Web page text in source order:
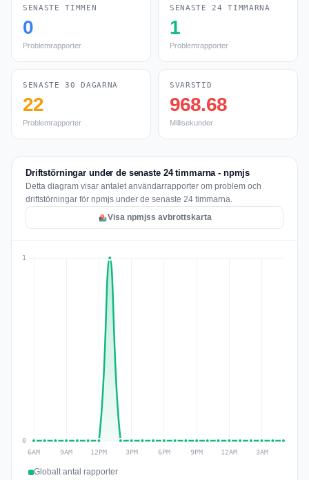
SENASTE TIMMEN
0
Problemrapporter
SENASTE 24 TIMMARNA
1
Problemrapporter
SENASTE 30 DAGARNA
22
Problemrapporter
SVARSTID
968.68
Millisekunder
Driftstörningar under de senaste 24 timmarna - npmjs
Detta diagram visar antalet användarrapporter om problem och
driftstörningar för npmjs under de senaste 24 timmarna.
Visa npmjss avbrottskarta
Globalt antal rapporter